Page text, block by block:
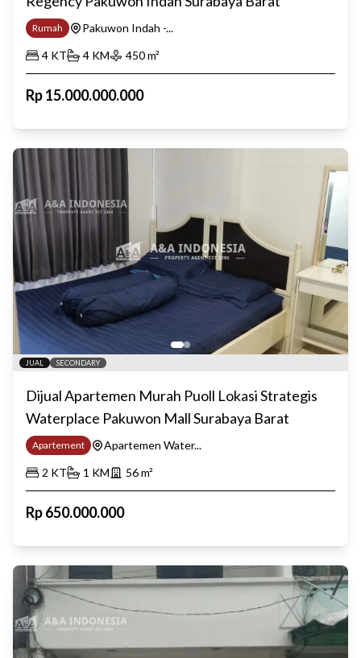
Rumah
Pakuwon Indah -...
4 KT 4 KM 450m²
Rp15.000.000.000
JUAL SECONDARY
Dijual Apartemen Murah Puoll Lokasi Strategis
Waterplace Pakuwon Mall Surabaya Barat
Apartement
Apartemen Water...
2 KT 1 KM 56m²
Rp650.000.000